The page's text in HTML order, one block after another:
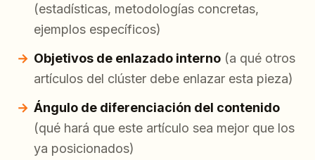
(estadísticas, metodologías concretas,
ejemplos específicos)
Objetivos de enlazado interno (a qué otros
artículos del clúster debe enlazar esta pieza)
Ángulo de diferenciación del contenido
(qué hará que este artículo sea mejor que los
ya posicionados)